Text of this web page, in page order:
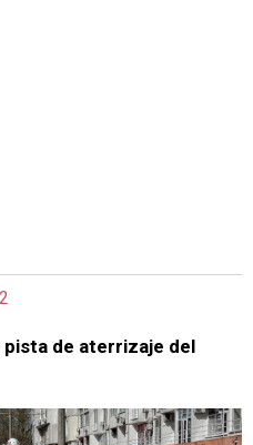
pista de aterrizaje del